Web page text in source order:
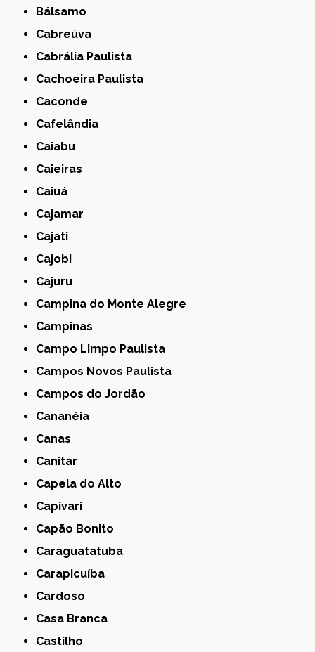
Bálsamo
Cabreúva
Cabrália Paulista
Cachoeira Paulista
Caconde
Cafelândia
Caiabu
Caieiras
Caiuá
Cajamar
Cajati
Cajobi
Cajuru
Campina do Monte Alegre
Campinas
Campo Limpo Paulista
Campos Novos Paulista
Campos do Jordão
Cananéia
Canas
Canitar
Capela do Alto
Capivari
Capão Bonito
Caraguatatuba
Carapicuíba
Cardoso
Casa Branca
Castilho